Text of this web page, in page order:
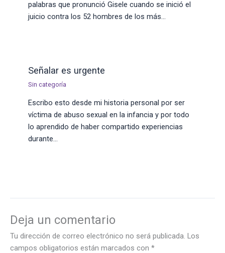
palabras que pronunció Gisele cuando se inició el
juicio contra los 52 hombres de los más…
Señalar es urgente
Sin categoría
Escribo esto desde mi historia personal por ser
víctima de abuso sexual en la infancia y por todo
lo aprendido de haber compartido experiencias
durante…
Deja un comentario
Tu dirección de correo electrónico no será publicada. Los
campos obligatorios están marcados con *